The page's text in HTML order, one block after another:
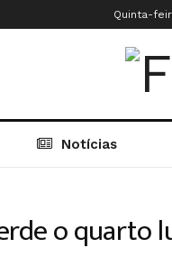
Quinta-
Notícias
o quarto